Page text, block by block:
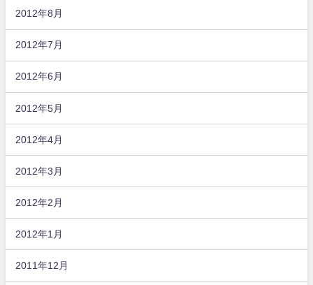
2012年8月
2012年7月
2012年6月
2012年5月
2012年4月
2012年3月
2012年2月
2012年1月
2011年12月